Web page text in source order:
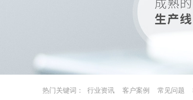
热门关键词： 行业资讯 客户案例 常见问题